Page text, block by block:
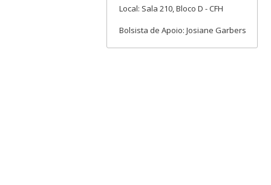
Local: Sala 210, Bloco D - CFH
Bolsista de Apoio: Josiane Garbers